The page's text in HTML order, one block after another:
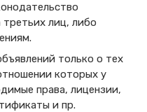
лиц, либо
только о тех
которых у
права, лицензии,
и пр.